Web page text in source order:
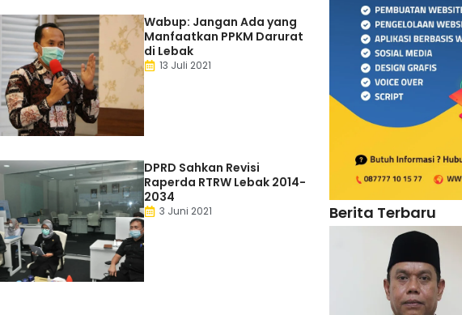
Wabup: Jangan Ada yang
Manfaatkan PPKM Darurat
di Lebak
13 Juli 2021
DPRD Sahkan Revisi
Raperda RTRW Lebak 2014-
2034
3 Juni 2021 Berita Terbaru